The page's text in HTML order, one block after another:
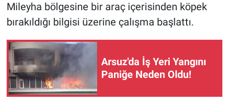
Mileyha bölgesine bir araç içerisinden köpek
bırakıldığı bilgisi üzerine çalışma başlattı.
Arsuz'da İş Yeri Yangını
Paniğe Neden Oldu!